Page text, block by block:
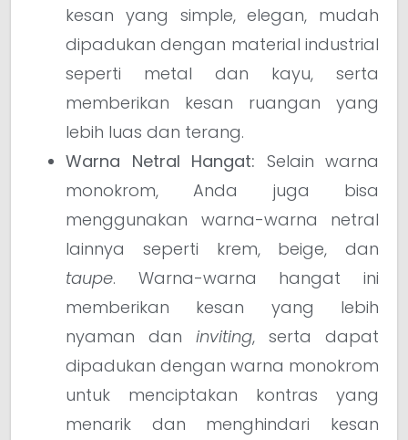
kesan yang simple, elegan, mudah
dipadukan dengan material industrial
seperti metal dan kayu, serta
memberikan kesan ruangan yang
lebih luas dan terang.
Warna Netral Hangat: Selain warna
monokrom, Anda juga bisa
menggunakan warna-warna netral
lainnya seperti krem, beige, dan
taupe. Warna-warna hangat ini
memberikan kesan yang lebih
nyaman dan inviting, serta dapat
dipadukan dengan warna monokrom
untuk menciptakan kontras yang
menarik dan menghindari kesan